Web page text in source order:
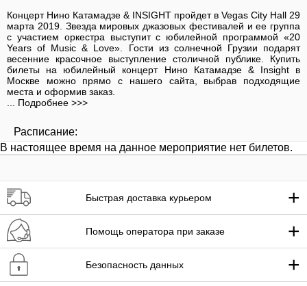
Концерт Нино Катамадзе & INSIGHT пройдет в Vegas City Hall 29
марта 2019. Звезда мировых джазовых фестивалей и ее группа
с участием оркестра выступит с юбилейной программой «20
Years of Music & Love». Гости из солнечной Грузии подарят
весенние красочное выступление столичной публике. Купить
билеты на юбилейный концерт Нино Катамадзе & Insight в
Москве можно прямо с нашего сайта, выбрав подходящие
места и оформив заказ.
... Подробнее >>>
Расписание:
В настоящее время на данное мероприятие нет билетов.
Быстрая доставка курьером +
Помощь оператора при заказе +
Безопасность данных +